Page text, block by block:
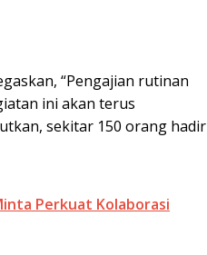
“Pengajian rutinan
ini akan terus
sekitar 150 orang hadir
Perkuat Kolaborasi